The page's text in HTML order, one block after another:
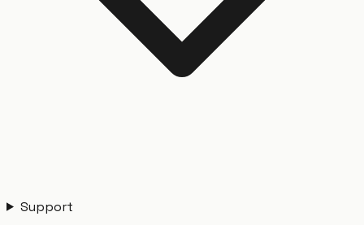
Support